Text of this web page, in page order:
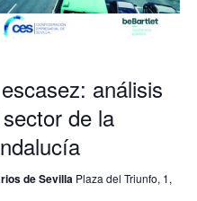
análisis
de la
de Sevilla Plaza del Triunfo, 1,